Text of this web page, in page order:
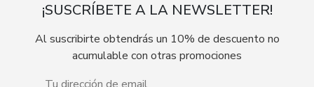
¡SUSCRÍBETE A LA NEWSLETTER!
Al suscribirte obtendrás un 10% de descuento no
acumulable con otras promociones